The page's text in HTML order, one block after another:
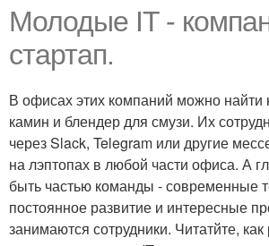
Молодые IT -
стартап.
В офисах этих компаний можно найти
камин и блендер для смузи. Их
через Slack, Telegram или другие
на лэптопах в любой части офиса. А
быть частью команды - современные
постоянное развитие и интересные
занимаются сотрудники. Читатйте,